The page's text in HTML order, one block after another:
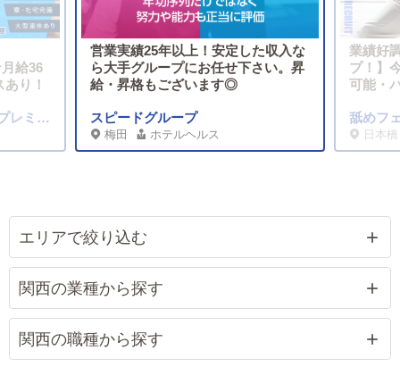
給36
り！
DEAR Premium（ディアープレミアム）
営業実績25年以上！安定した収入な
ら大手グループにお任せ下さい。昇
給・昇格もございます◎
スピードグループ
梅田 ホテルヘルス
業績好
プ！】
可能・
舐めフ
日本橋
エリアで絞り込む
関西の業種から探す
関西の職種から探す